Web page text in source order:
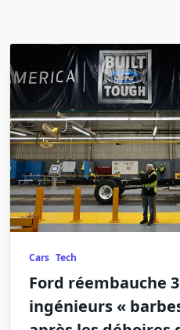
Cars Tech
Ford réembauche
ingénieurs «